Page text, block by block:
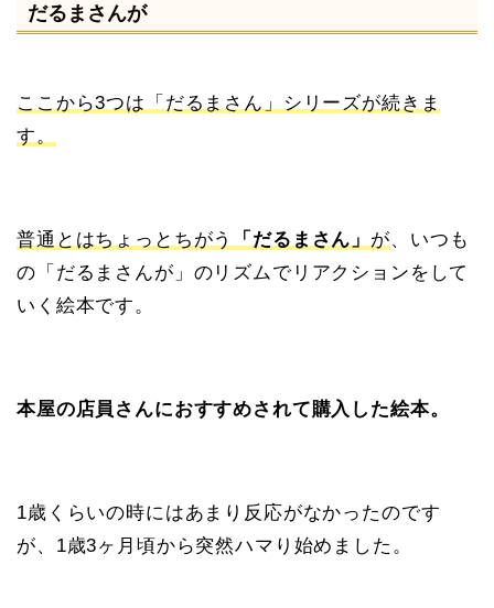
だるまさんが
ここから3つは「だるまさん」シリーズが続きま
す。
普通とはちょっとちがう 「だるまさん」 が、いつも
の「だるまさんが」のリズムでリアクションをして
いく絵本です。
本屋の店員さんにおすすめされて購入した絵本。
1歳くらいの時にはあまり反応がなかったのです
が、1歳3ヶ月頃から突然ハマり始めました。